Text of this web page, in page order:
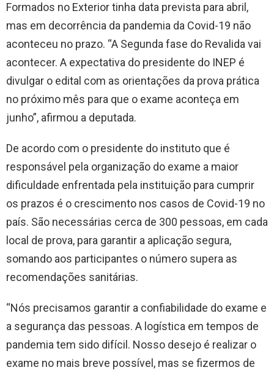
Formados no Exterior tinha data prevista para abril,
mas em decorrência da pandemia da Covid-19 não
aconteceu no prazo. “A Segunda fase do Revalida vai
acontecer. A expectativa do presidente do INEP é
divulgar o edital com as orientações da prova prática
no próximo mês para que o exame aconteça em
junho”, afirmou a deputada.
De acordo com o presidente do instituto que é
responsável pela organização do exame a maior
dificuldade enfrentada pela instituição para cumprir
os prazos é o crescimento nos casos de Covid-19 no
país. São necessárias cerca de 300 pessoas, em cada
local de prova, para garantir a aplicação segura,
somando aos participantes o número supera as
recomendações sanitárias.
“Nós precisamos garantir a confiabilidade do exame e
a segurança das pessoas. A logística em tempos de
pandemia tem sido difícil. Nosso desejo é realizar o
exame no mais breve possível, mas se fizermos de